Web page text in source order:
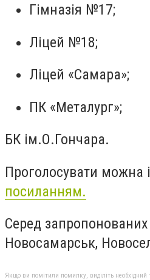
Гімназія №17;
Ліцей №18;
Ліцей «Самара»;
ПК «Металург»;
БК ім.О.Гончара.
Проголосувати можна
посиланням.
Серед
Новосамарськ,
Якщо ви помітили помилку, виділіть необхідний